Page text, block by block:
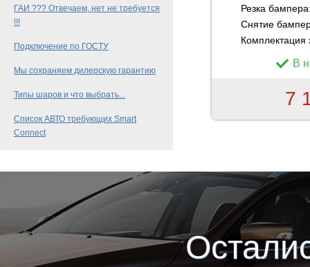
ГАИ ??? Отвечаем, нет не требуется
!!!
Подключение по ГОСТУ
Мы сохраняем дилерскую гарантию
Типы шаров и что выбрать...
Список АВТО требующих Smart
Connect
Резка
Снятие
Комплектация
В
7